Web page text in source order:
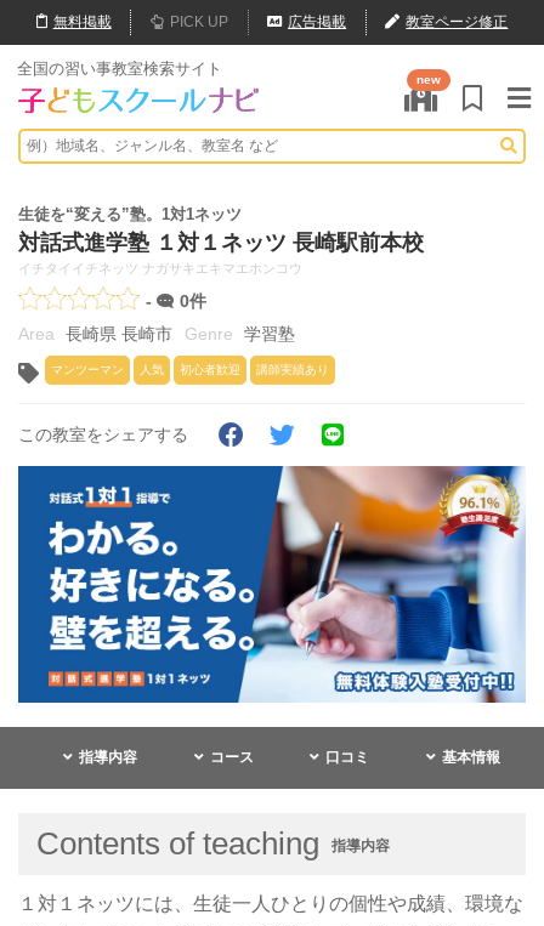
無料掲載 PICK UP 広告掲載 教室ページ修正
全国の習い事教室検索サイト
new
生徒を“変える”塾。1対1ネッツ
対話式進学塾 １対１ネッツ 長崎駅前本校
イチタイイチネッツ ナガサキエキマエホンコウ
-
0件
長崎県 長崎市
学習塾
マンツーマン 人気 初心者歓迎 講師実績あり
この教室をシェアする
指導内容 コース 口コミ 基本情報
Contents of teaching 指導内容
１対１ネッツには、生徒一人ひとりの個性や成績、環境な